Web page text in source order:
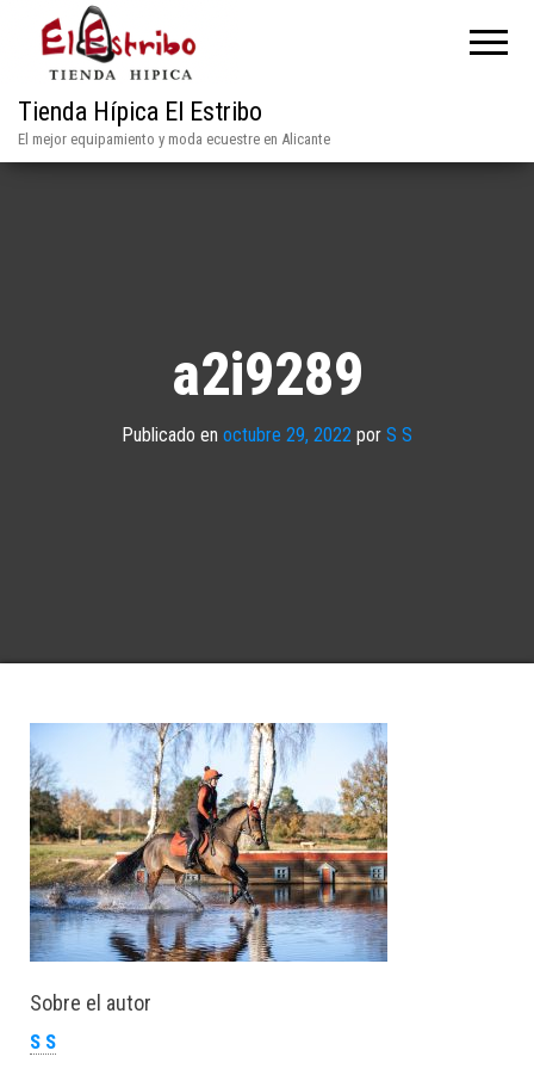
Tienda Hípica El Estribo
El mejor equipamiento y moda ecuestre en Alicante
a2i9289
Publicado en octubre 29, 2022 por S S
Sobre el autor
S S